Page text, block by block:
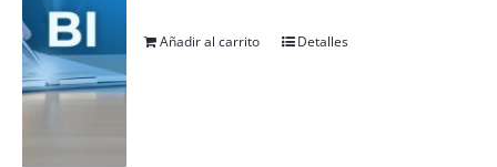
Añadir al carrito Detalles